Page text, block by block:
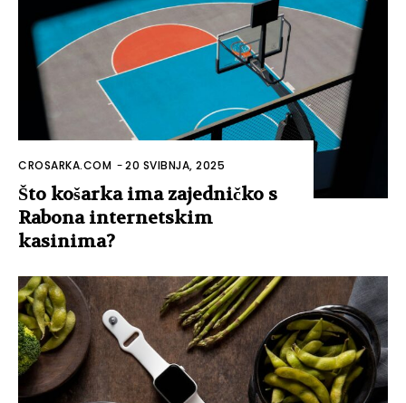
CROSARKA.COM -20 SVIBNJA, 2025
Što košarka ima zajedničko s
Rabona internetskim
kasinima?